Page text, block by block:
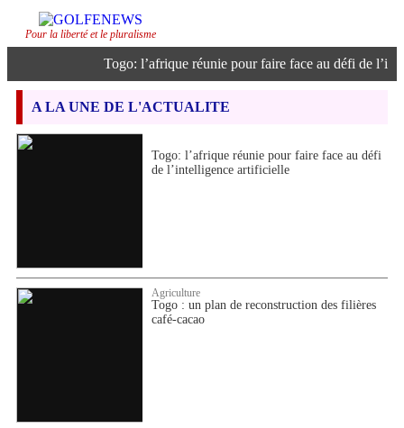
Pour la liberté et le pluralisme
Togo: l’afrique réunie pour faire face au défi de
A LA UNE DE L'ACTUALITE
Togo: l’afrique réunie pour faire face au défi
de l’intelligence artificielle
Agriculture
Togo : un plan de reconstruction des filières
café-cacao